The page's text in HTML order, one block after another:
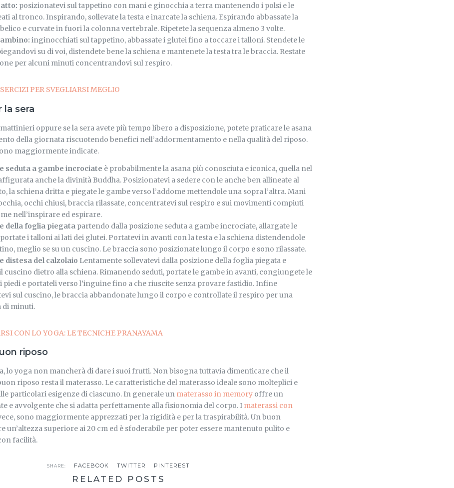
posizionatevi sul tappetino con mani e ginocchia a terra mantenendo i polsi e le
al tronco. Inspirando, sollevate la testa e inarcate la schiena. Espirando abbassate la
e curvate in fuori la colonna vertebrale. Ripetete la sequenza almeno 3 volte.
inginocchiati sul tappetino, abbassate i glutei fino a toccare i talloni. Stendete le
su di voi, distendete bene la schiena e mantenete la testa tra le braccia. Restate
per alcuni minuti concentrandovi sul respiro.
PER SVEGLIARSI MEGLIO
la sera
oppure se la sera avete più tempo libero a disposizione, potete praticare le asana
della giornata riscuotendo benefici nell’addormentamento e nella qualità del riposo.
maggiormente indicate.
seduta a gambe incrociate è probabilmente la asana più conosciuta e iconica, quella nel
anche la divinità Buddha. Posizionatevi a sedere con le anche ben allineate al
la schiena dritta e piegate le gambe verso l’addome mettendole una sopra l’altra. Mani
occhi chiusi, braccia rilassate, concentratevi sul respiro e sui movimenti compiuti
nell’inspirare ed espirare.
della foglia piegata partendo dalla posizione seduta a gambe incrociate, allargate le
i talloni ai lati dei glutei. Portatevi in avanti con la testa e la schiena distendendole
meglio se su un cuscino. Le braccia sono posizionate lungo il corpo e sono rilassate.
distesa del calzolaio Lentamente sollevatevi dalla posizione della foglia piegata e
cuscino dietro alla schiena. Rimanendo seduti, portate le gambe in avanti, congiungete le
piedi e portateli verso l’inguine fino a che riuscite senza provare fastidio. Infine
sul cuscino, le braccia abbandonate lungo il corpo e controllate il respiro per una
di minuti.
CON LO YOGA: LE TECNICHE PRANAYAMA
riposo
lo yoga non mancherà di dare i suoi frutti. Non bisogna tuttavia dimenticare che il
riposo resta il materasso. Le caratteristiche del materasso ideale sono molteplici e
particolari esigenze di ciascuno. In generale un materasso in memory offre un
e avvolgente che si adatta perfettamente alla fisionomia del corpo. I materassi con
sono maggiormente apprezzati per la rigidità e per la traspirabilità. Un buon
un’altezza superiore ai 20 cm ed è sfoderabile per poter essere mantenuto pulito e
facilità.
SHARE: FACEBOOK TWITTER PINTEREST
RELATED POSTS